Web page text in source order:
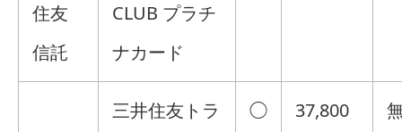
住友
信託
CLUB プラチ
ナカード
三井住友トラ ◯ 37,800